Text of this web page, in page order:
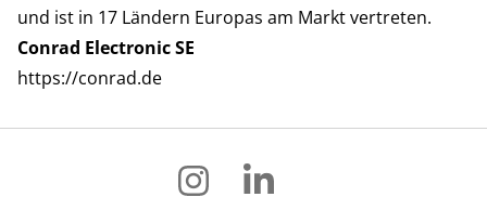
und ist in 17 Ländern Europas am Markt vertreten.
Conrad Electronic SE
https://conrad.de